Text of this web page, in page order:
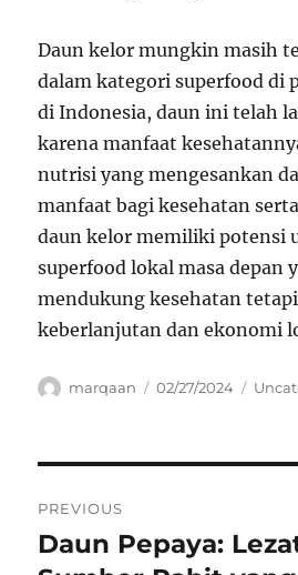
Daun kelor mungkin masih
dalam kategori superfood di
di Indonesia, daun ini telah
karena manfaat
nutrisi yang mengesankan
manfaat bagi kesehatan
daun kelor memiliki potensi
superfood lokal masa depan
mendukung kesehatan
keberlanjutan dan ekonomi
Author
marqaan
Posted
02/27/2024
pos
PREVIOUS
Previous
Daun Pepaya: